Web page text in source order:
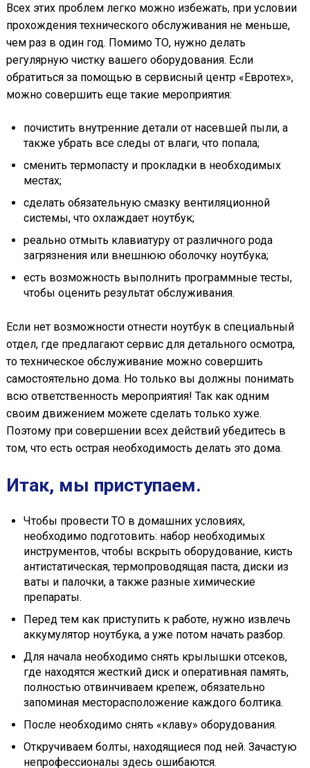
Всех этих проблем легко можно избежать, при условии
прохождения технического обслуживания не меньше,
чем раз в один год. Помимо ТО, нужно делать
регулярную чистку вашего оборудования. Если
обратиться за помощью в сервисный центр «Евротех»,
можно совершить еще такие мероприятия:
почистить внутренние детали от насевшей пыли, а
также убрать все следы от влаги, что попала;
сменить термопасту и прокладки в необходимых
местах;
сделать обязательную смазку вентиляционной
системы, что охлаждает ноутбук;
реально отмыть клавиатуру от различного рода
загрязнения или внешнюю оболочку ноутбука;
есть возможность выполнить программные тесты,
чтобы оценить результат обслуживания.
Если нет возможности отнести ноутбук в специальный
отдел, где предлагают сервис для детального осмотра,
то техническое обслуживание можно совершить
самостоятельно дома. Но только вы должны понимать
всю ответственность мероприятия! Так как одним
своим движением можете сделать только хуже.
Поэтому при совершении всех действий убедитесь в
том, что есть острая необходимость делать это дома.
Итак, мы приступаем.
Чтобы провести ТО в домашних условиях,
необходимо подготовить: набор необходимых
инструментов, чтобы вскрыть оборудование, кисть
антистатическая, термопроводящая паста, диски из
ваты и палочки, а также разные химические
препараты.
Перед тем как приступить к работе, нужно извлечь
аккумулятор ноутбука, а уже потом начать разбор.
Для начала необходимо снять крылышки отсеков,
где находятся жесткий диск и оперативная память,
полностью отвинчиваем крепеж, обязательно
запоминая месторасположение каждого болтика.
После необходимо снять «клаву» оборудования.
Откручиваем болты, находящиеся под ней. Зачастую
непрофессионалы здесь ошибаются.